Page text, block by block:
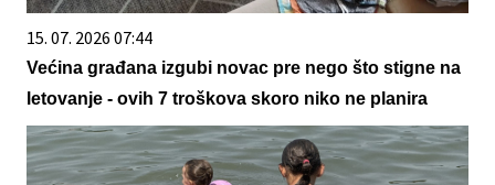
15. 07. 2026 07:44
Većina građana izgubi novac pre nego što stigne na
letovanje - ovih 7 troškova skoro niko ne planira